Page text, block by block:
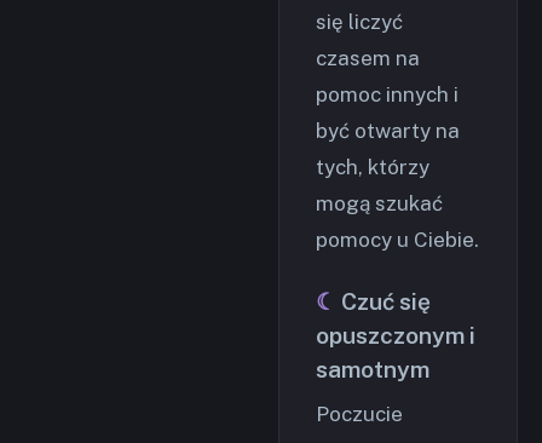
się liczyć
czasem na
pomoc innych i
być otwarty na
tych, którzy
mogą szukać
pomocy u Ciebie.
Czuć się
opuszczonym i
samotnym
Poczucie